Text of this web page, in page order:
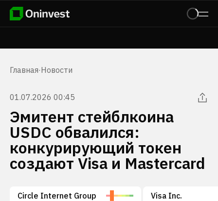
Главная·Новости
01.07.2026 00:45
Эмитент стейблкоина
USDC обвалился:
конкурирующий токен
создают Visa и Mastercard
Circle Internet Group Visa Inc.